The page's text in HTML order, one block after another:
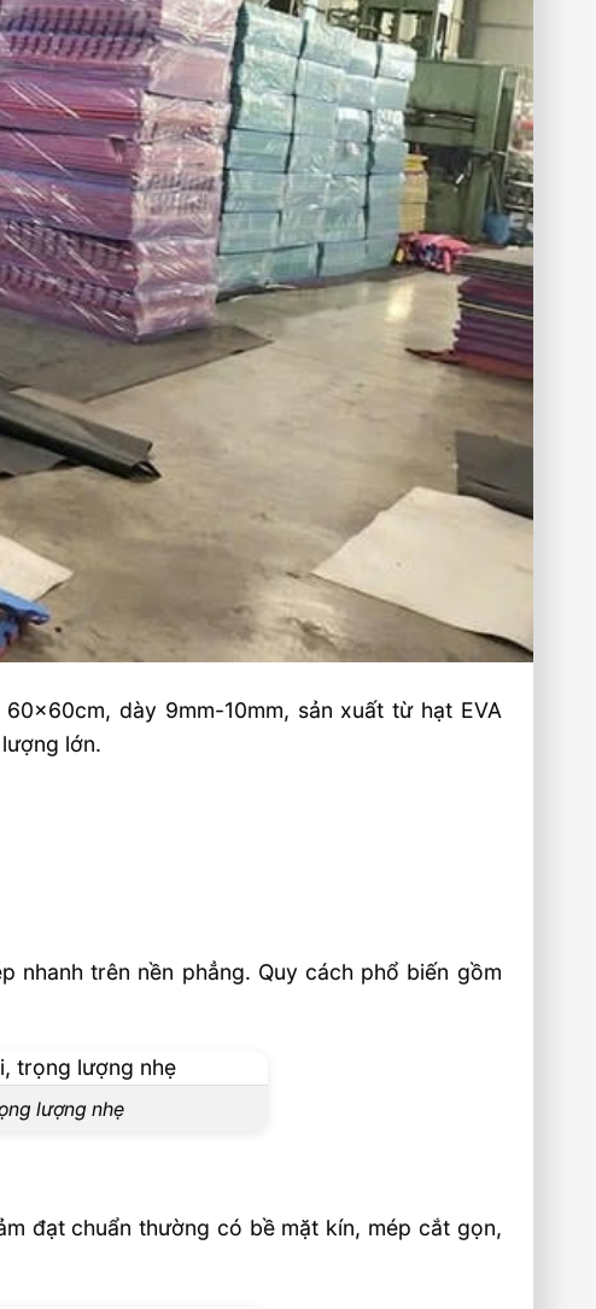
dày 9mm-10mm, sản xuất từ hạt EVA
lớn.
nhanh trên nền phẳng. Quy cách phổ biến gồm
lượng nhẹ
đạt chuẩn thường có bề mặt kín, mép cắt gọn,